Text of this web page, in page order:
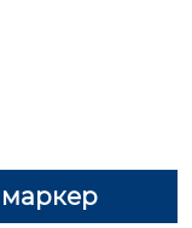
маркер